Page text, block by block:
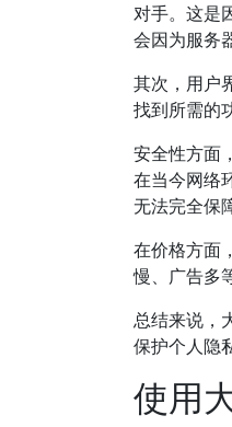
对手。这是
会因为服务
其次，用户
找到所需的
安全性方面
在当今网络
无法完全保
在价格方面
慢、广告多
总结来说，
保护个人隐
使用